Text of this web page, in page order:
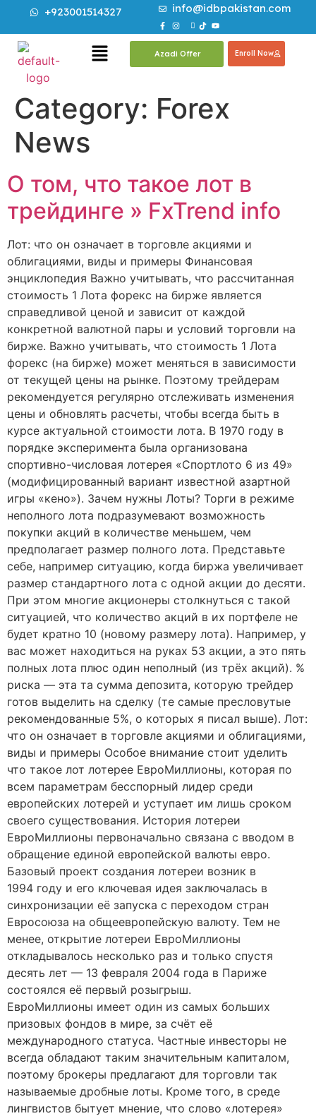
+923001514327 info@idbpakistan.com
Azadi Offer Enroll Now
Category: Forex
News
О том, что такое лот в
трейдинге » FxTrend info
Лот: что он означает в торговле акциями и
облигациями, виды и примеры Финансовая
энциклопедия Важно учитывать, что рассчитанная
стоимость 1 Лота форекс на бирже является
справедливой ценой и зависит от каждой
конкретной валютной пары и условий торговли на
бирже. Важно учитывать, что стоимость 1 Лота
форекс (на бирже) может меняться в зависимости
от текущей цены на рынке. Поэтому трейдерам
рекомендуется регулярно отслеживать изменения
цены и обновлять расчеты, чтобы всегда быть в
курсе актуальной стоимости лота. В 1970 году в
порядке эксперимента была организована
спортивно-числовая лотерея «Спортлото 6 из 49»
(модифицированный вариант известной азартной
игры «кено»). Зачем нужны Лоты? Торги в режиме
неполного лота подразумевают возможность
покупки акций в количестве меньшем, чем
предполагает размер полного лота. Представьте
себе, например ситуацию, когда биржа увеличивает
размер стандартного лота с одной акции до десяти.
При этом многие акционеры столкнуться с такой
ситуацией, что количество акций в их портфеле не
будет кратно 10 (новому размеру лота). Например, у
вас может находиться на руках 53 акции, а это пять
полных лота плюс один неполный (из трёх акций). %
риска — эта та сумма депозита, которую трейдер
готов выделить на сделку (те самые пресловутые
рекомендованные 5%, о которых я писал выше). Лот:
что он означает в торговле акциями и облигациями,
виды и примеры Особое внимание стоит уделить
что такое лот лотерее ЕвроМиллионы, которая по
всем параметрам бесспорный лидер среди
европейских лотерей и уступает им лишь сроком
своего существования. История лотереи
ЕвроМиллионы первоначально связана с вводом в
обращение единой европейской валюты евро.
Базовый проект создания лотереи возник в
1994 году и его ключевая идея заключалась в
синхронизации её запуска с переходом стран
Евросоюза на общеевропейскую валюту. Тем не
менее, открытие лотереи ЕвроМиллионы
откладывалось несколько раз и только спустя
десять лет — 13 февраля 2004 года в Париже
состоялся её первый розыгрыш.
ЕвроМиллионы имеет один из самых больших
призовых фондов в мире, за счёт её
международного статуса. Частные инвесторы не
всегда обладают таким значительным капиталом,
поэтому брокеры предлагают для торговли так
называемые дробные лоты. Кроме того, в среде
лингвистов бытует мнение, что слово «лотерея»